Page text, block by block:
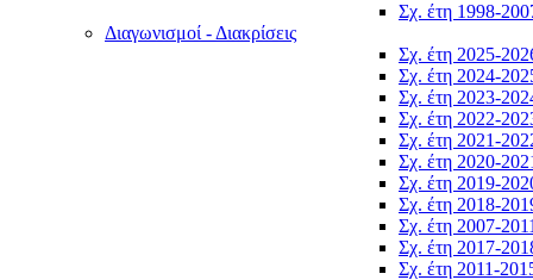
Σχ. έτη 1998-
Διαγωνισμοί - Διακρίσεις
Σχ. έτη 2025-
Σχ. έτη 2024-
Σχ. έτη 2023-
Σχ. έτη 2022-
Σχ. έτη 2021-
Σχ. έτη 2020-
Σχ. έτη 2019-
Σχ. έτη 2018-
Σχ. έτη 2007-
Σχ. έτη 2017-
Σχ. έτη 2011-